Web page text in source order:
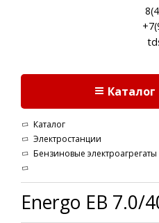
Каталог
Каталог
Электростанции
Бензиновые
Energo EB 7.0/